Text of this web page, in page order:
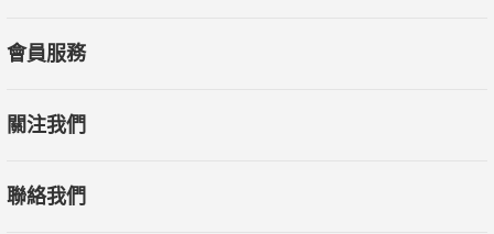
◎隻身奮起的職場，是一個超大型實驗場
‧插大補習班電梯開錯門，張力中毅然報考碩士班。屢次遭
「你一個專科生，跟人家讀什麼研究所？」結果還真的考取
會員服務
關注我們
聯絡我們